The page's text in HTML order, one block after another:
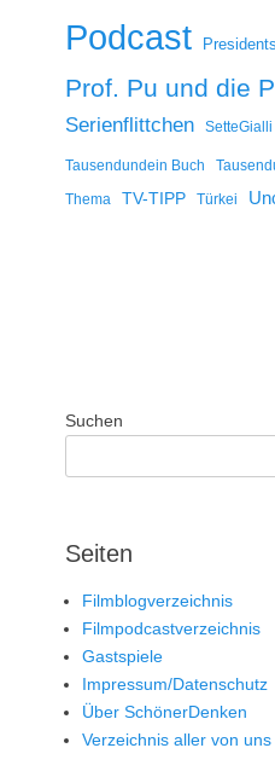
Podcast Presidents
Prof. Pu und die
Serienflittchen SetteGialli
Tausendundein Buch
Thema TV-TIPP Türkei
Suchen
Seiten
Filmblogverzeichnis
Filmpodcastverzeichnis
Gastspiele
Impressum/Datenschutz
Über SchönerDenken
Verzeichnis aller von